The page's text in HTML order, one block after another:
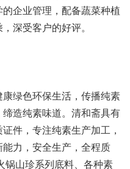
企业管理，配备蔬菜种植
深受客户的好评。
绿色环保生活，传播纯素
造纯素味道。清和斋具有
件，专注纯素生产加工，
力，安全生产，全程质
锅山珍系列底料、各种素